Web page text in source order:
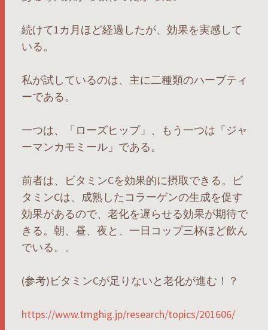
続けて1カ月ほど経過したが、効果を実感して
いる。
私が試しているのは、主に二種類のハーブティ
ーである。
一つは、「ローズヒップ」、もう一つは「ジャ
ーマンカモミール」である。
前者は、ビタミンCを効果的に摂取できる。ビ
タミンCは、成熟したコラーゲンの生成を促す
効果があるので、老化を遅らせる効果が期待で
きる。朝、昼、夜と、一日コップ三杯ほど飲ん
でいる。。
(参考)ビタミンCが足りないと老化が進む！？
https://www.tmghig.jp/research/topics/201606/